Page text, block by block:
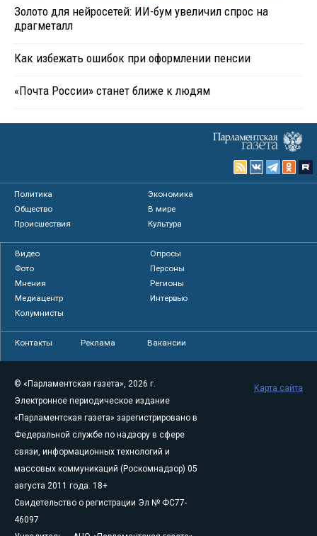
Золото для нейросетей: ИИ-бум увеличил спрос на
драгметалл
Как избежать ошибок при оформлении пенсии
«Почта России» станет ближе к людям
Политика
Экономика
Общество
В мире
Происшествия
Культура
Видео
Опросы
Фото
Персоны
Мнения
Регионы
Медиацентр
Интервью
Колумнисты
Контакты Реклама Вакансии
© «Парламентская газета», 2026 г.
Электронное периодическое издание
«Парламентская газета» зарегистрировано в
Федеральной службе по надзору в сфере
связи, информационных технологий и
массовых коммуникаций (Роскомнадзор) 05
августа 2011 года. 18+
Свидетельство о регистрации Эл № ФС77-
46097
Карта сайта